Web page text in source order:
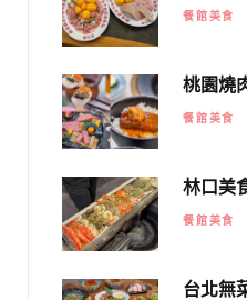
餐館美食
餐館美食
餐館美食